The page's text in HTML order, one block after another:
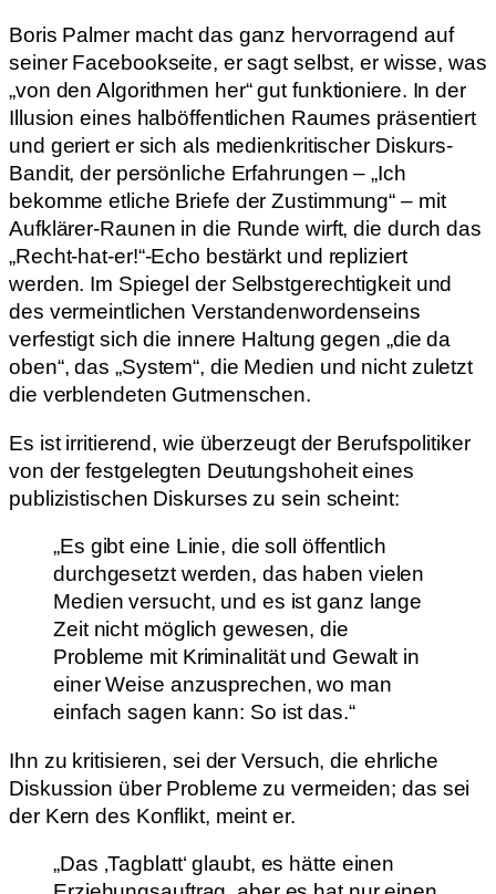
Boris Palmer macht das ganz hervorragend auf
seiner Facebookseite, er sagt selbst, er wisse, was
„von den Algorithmen her“ gut funktioniere. In der
Illusion eines halböffentlichen Raumes präsentiert
und geriert er sich als medienkritischer Diskurs-
Bandit, der persönliche Erfahrungen – „Ich
bekomme etliche Briefe der Zustimmung“ – mit
Aufklärer-Raunen in die Runde wirft, die durch das
„Recht-hat-er!“-Echo bestärkt und repliziert
werden. Im Spiegel der Selbstgerechtigkeit und
des vermeintlichen Verstandenwordenseins
verfestigt sich die innere Haltung gegen „die da
oben“, das „System“, die Medien und nicht zuletzt
die verblendeten Gutmenschen.
Es ist irritierend, wie überzeugt der Berufspolitiker
von der festgelegten Deutungshoheit eines
publizistischen Diskurses zu sein scheint:
„Es gibt eine Linie, die soll öffentlich
durchgesetzt werden, das haben vielen
Medien versucht, und es ist ganz lange
Zeit nicht möglich gewesen, die
Probleme mit Kriminalität und Gewalt in
einer Weise anzusprechen, wo man
einfach sagen kann: So ist das.“
Ihn zu kritisieren, sei der Versuch, die ehrliche
Diskussion über Probleme zu vermeiden; das sei
der Kern des Konflikt, meint er.
„Das ‚Tagblatt‘ glaubt, es hätte einen